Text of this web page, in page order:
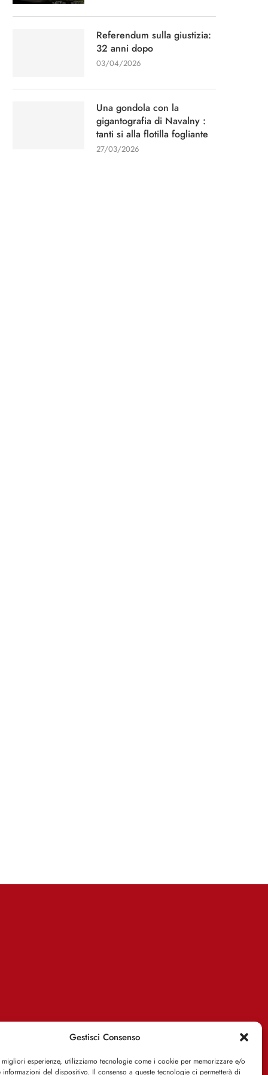
Gestisci Consenso
esperienze, utilizziamo tecnologie come i cookie per memorizzare e/o
informazioni del dispositivo. Il consenso a queste tecnologie ci permetterà di
Referendum sulla giustizia:
32 anni dopo
03/04/2026
Una gondola con la
gigantografia di Navalny :
tanti si alla flotilla fogliante
27/03/2026